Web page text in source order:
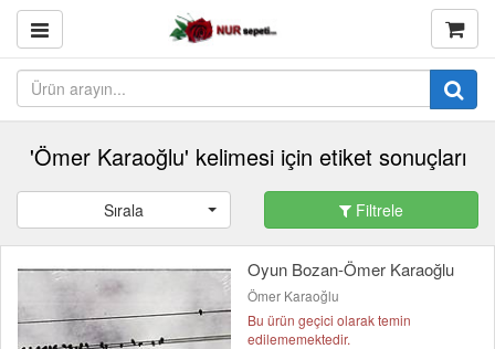
'Ömer Karaoğlu' kelimesi için etiket sonuçları
Sırala Filtrele
Oyun Bozan-Ömer Karaoğlu
Ömer Karaoğlu
Bu ürün geçici olarak temin
edilememektedir.